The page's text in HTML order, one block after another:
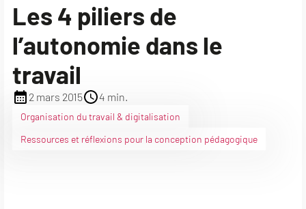
Les 4 piliers de
l’autonomie dans le
travail
2 mars 2015 4 min.
Organisation du travail & digitalisation
Ressources et réflexions pour la conception pédagogique